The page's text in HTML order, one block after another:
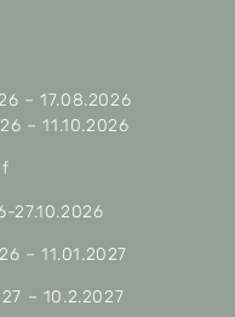
– 17.08.2026
– 11.10.2026
27.10.2026
– 11.01.2027
– 10.2.2027